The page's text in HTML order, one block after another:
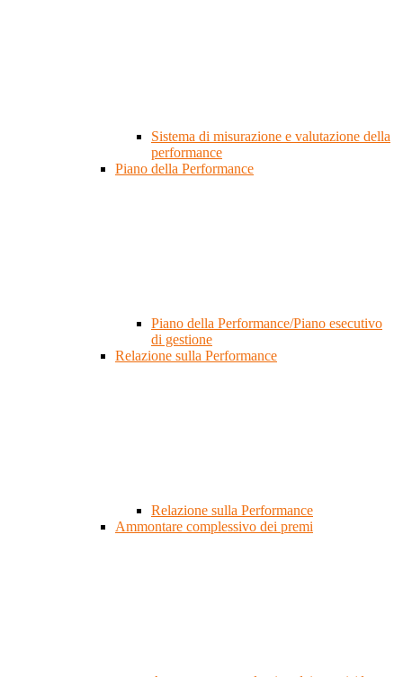
Sistema di misurazione e valutazione della
performance
Piano della Performance
Piano della Performance/Piano esecutivo
di gestione
Relazione sulla Performance
Relazione sulla Performance
Ammontare complessivo dei premi